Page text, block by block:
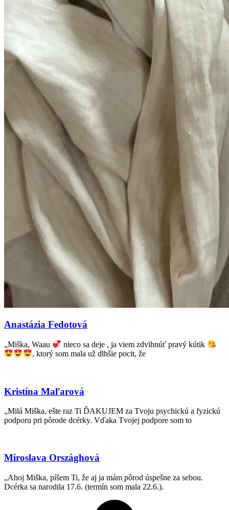
Anastázia Fedotová
„Miška, Waau
nieco sa deje , ja viem zdvihnúť pravý kútik
, ktorý som mala už dlhšie pocit, že
Kristína Maľarová
„Milá Miška, ešte raz Ti ĎAKUJEM za Tvoju psychickú a fyzickú
podporu pri pôrode dcérky. Vďaka Tvojej podpore som to
Miroslava Országhová
„Ahoj Miška, píšem Ti, že aj ja mám pôrod úspešne za sebou.
Dcérka sa narodila 17.6. (termín som mala 22.6.).